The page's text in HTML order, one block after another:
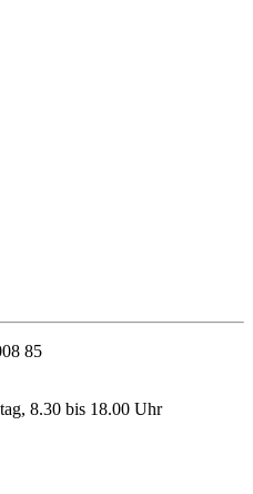
85
8.30 bis 18.00 Uhr